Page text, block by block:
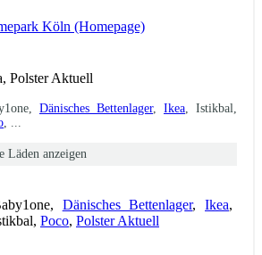
Köln (Homepage)
Polster Aktuell
Dänisches Bettenlager, Ikea , Istikbal,
Läden anzeigen
Dänisches Bettenlager,Ikea,
Poco, Polster Aktuell